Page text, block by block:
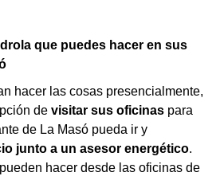
que puedes hacer en sus
hacer las cosas presencialmente,
de visitar sus oficinas para
de La Masó pueda ir y
junto a un asesor energético.
hacer desde las oficinas de